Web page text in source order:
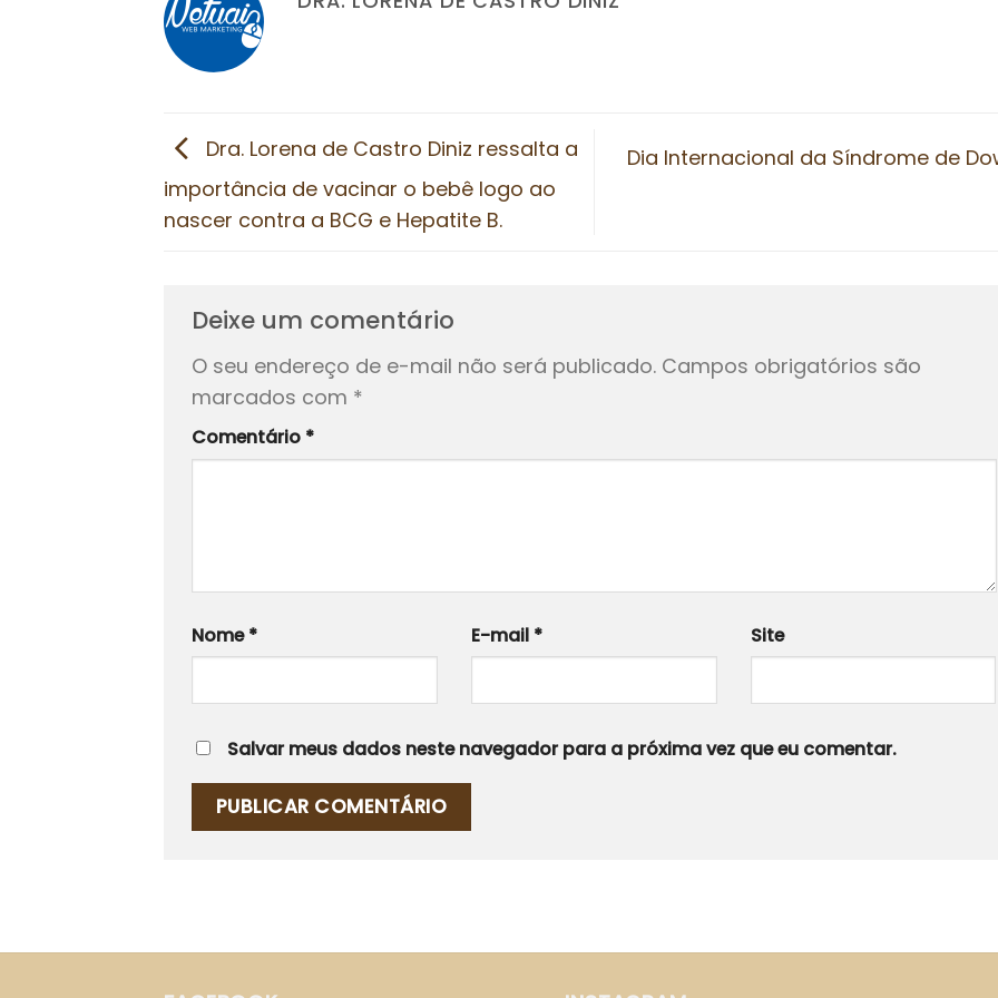
Dra. Lorena de Castro Diniz ressalta a
importância de vacinar o bebê logo ao
nascer contra a BCG e Hepatite B.
Dia Internacional da Síndrome de
Deixe um comentário
O seu endereço de e-mail não será publicado. Campos obrigatórios são
marcados com *
Comentário *
Nome* E-mail * Site
Salvar meus dados neste navegador para a próxima vez que eu comentar.